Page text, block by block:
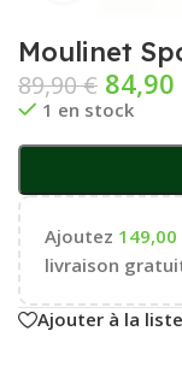
Moulinet
89,90€ 84,90
1 en stock
Ajoutez 149,00
livraison
Ajouter à la